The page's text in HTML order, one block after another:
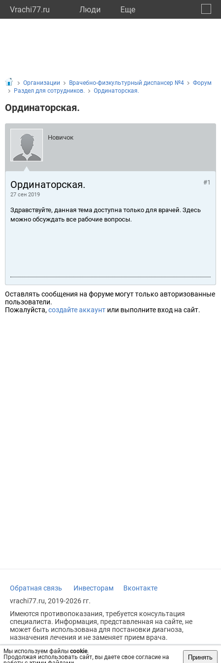
Vrachi77.ru Люди Eще
Мы используем файлы cookie.
Продолжая использовать сайт, вы даете свое согласие на
Принять
Организации Врачебно-физкультурный диспансер №4
Форум
Раздел для сотрудников.
Ординаторская.
Ординаторская.
Новичок
Ординаторская.
27 сен 2019
#1
Здравствуйте, данная тема доступна только для врачей. Здесь
можно обсуждать все рабочие вопросы.
Оставлять сообщения на форуме могут только авторизованные
пользователи.
Пожалуйста, создайте аккаунт или выполните вход на сайт.
Обратная связь Инвесторам
Вконтакте
vrachi77.ru, 2019-2026 гг.
Имеются противопоказания, требуется консультация
специалиста. Информация, представленная на сайте, не
может быть использована для постановки диагноза,
назначения лечения и не заменяет прием врача.
Возрастное ограничение: 18+